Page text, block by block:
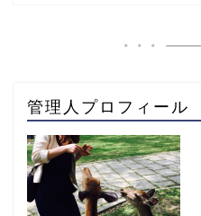
管理人プロフィール